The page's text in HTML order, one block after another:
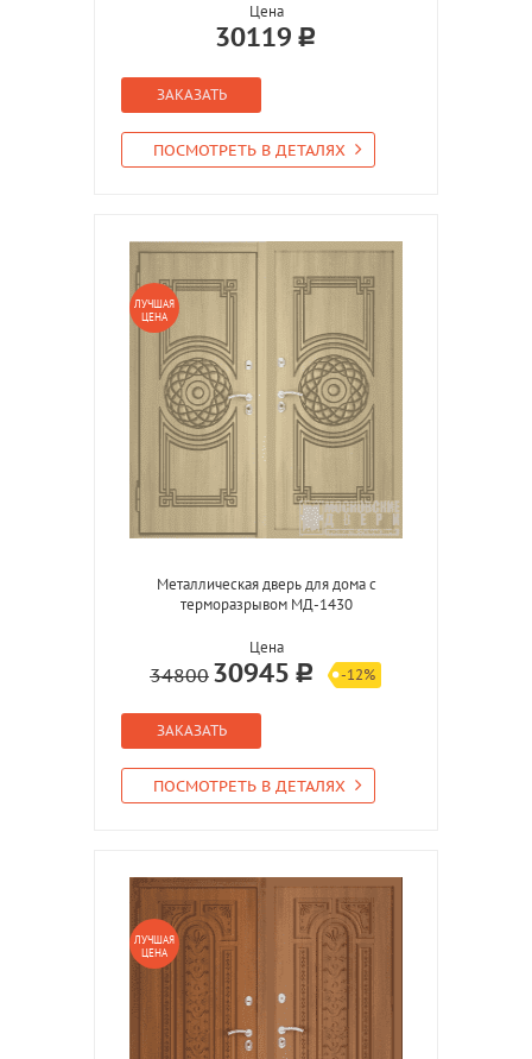
Цена
30119
ЗАКАЗАТЬ
ПОСМОТРЕТЬ В ДЕТАЛЯХ
ЛУЧШАЯ
ЦЕНА
Металлическая дверь для дома с
терморазрывом МД-1430
Цена
34800 30945 -12%
ЗАКАЗАТЬ
ПОСМОТРЕТЬ В ДЕТАЛЯХ
ЛУЧШАЯ
ЦЕНА